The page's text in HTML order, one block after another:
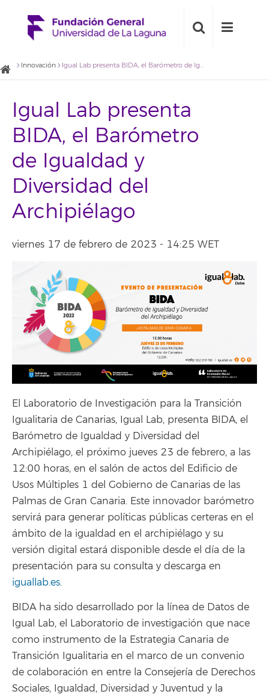
Innovación Igual Lab presenta BIDA, el Barómetro de Igualdad y Diversidad del Archipiélago
Igual Lab presenta
BIDA, el Barómetro
de Igualdad y
Diversidad del
Archipiélago
viernes 17 de febrero de 2023 - 14:25 WET
El Laboratorio de Investigación para la Transición
Igualitaria de Canarias, Igual Lab, presenta BIDA, el
Barómetro de Igualdad y Diversidad del
Archipiélago, el próximo jueves 23 de febrero, a las
12:00 horas, en el salón de actos del Edificio de
Usos Múltiples 1 del Gobierno de Canarias de las
Palmas de Gran Canaria. Este innovador barómetro
servirá para generar políticas públicas certeras en el
ámbito de la igualdad en el archipiélago y su
versión digital estará disponible desde el día de la
presentación para su consulta y descarga en
iguallab.es.
BIDA ha sido desarrollado por la línea de Datos de
Igual Lab, el Laboratorio de investigación que nace
como instrumento de la Estrategia Canaria de
Transición Igualitaria en el marco de un convenio
de colaboración en entre la Consejería de Derechos
Sociales, Igualdad, Diversidad y Juventud y la